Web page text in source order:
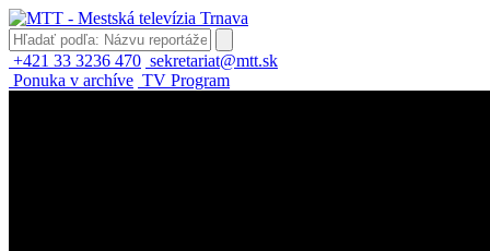
+421 33 3236 470 sekretariat@mtt.sk
Ponuka v archíve TV Program